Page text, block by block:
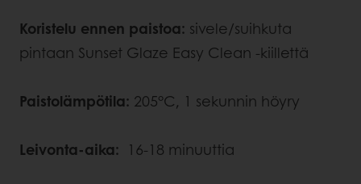
Koristelu ennen paistoa: sivele/suihkuta
pintaan Sunset Glaze Easy Clean -kiillettä
Paistolämpötila: 205°C, 1 sekunnin höyry
Leivonta-aika: 16-18 minuuttia